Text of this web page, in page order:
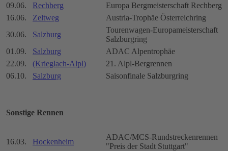
09.06.
Rechberg
Europa Bergmeisterschaft Rechberg
16.06.
Zeltweg
Austria-Trophäe Österreichring
30.06.
Salzburg
Tourenwagen-Europameisterschaft
Salzburgring
01.09.
Salzburg
ADAC Alpentrophäe
22.09.
(Krieglach-Alpl)
21. Alpl-Bergrennen
06.10.
Salzburg Saisonfinale Salzburgring
Sonstige Rennen
16.03. Hockenheim
ADAC/MCS-Rundstreckenrennen
"Preis der Stadt Stuttgart"